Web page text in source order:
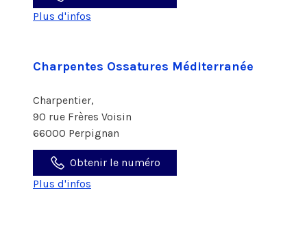
Plus d'infos
Charpentes Ossatures Méditerranée
Charpentier,
90 rue Frères Voisin
66000 Perpignan
Obtenir le numéro
Plus d'infos